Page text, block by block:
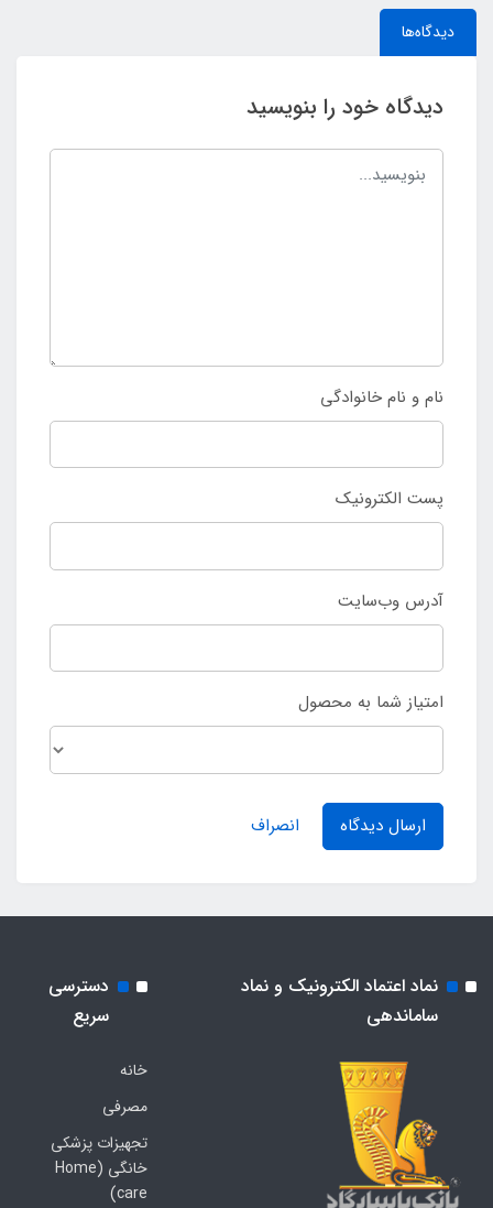
دیدگاه‌ها
دیدگاه خود را بنویسید
نام و نام خانوادگی
پست الکترونیک
آدرس وب‌سایت
امتیاز شما به محصول
ارسال دیدگاه انصراف
نماد اعتماد الکترونیک و نماد
ساماندهی
دسترسی
سریع
خانه
مصرفی
تجهیزات پزشکی
خانگی (Home
care)